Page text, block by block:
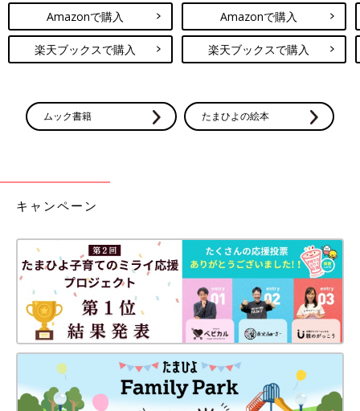
協力・写真提供／NPO法人からだフシギ 取材・文／麻生珠
恵、たまひよONLINE編集部
科医】
ママであり泌尿器科医でもある岡田百合香先生
の連載第24回。4才の長男にむし歯が見つかっ
紹介したNPO法人からだフシギの教材は、公式ホームページな
国際大学学術情報リポジトリで公開しています。興味があるマ
マ・パパは、チェックしてみてください。
NPO法人からだフシギ公式ホームページ
●記事の内容は記事執筆当時の情報であり、現在と異なる場合が
あります。
わたしのからだ
Amazonで購入
楽天ブックスで購入
Amazonで購入
楽天ブックスで購入
ムック書籍 たまひよの絵本
キャンペーン